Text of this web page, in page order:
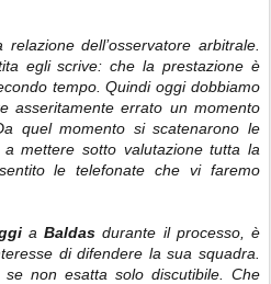
dell’osservatore arbitrale.
egli scrive: che la prestazione è
tempo. Quindi oggi dobbiamo
asseritamente errato un momento
quel momento si scatenarono le
mettere sotto valutazione tutta la
le telefonate che vi faremo
aBaldas durante il processo, è
di difendere la sua squadra.
se non esatta solo discutibile. Che